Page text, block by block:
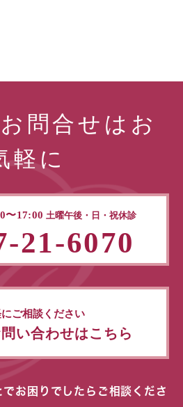
問合せはお
軽に
〜17:00 土曜午後・日・祝休診
21-6070
ご相談ください
い合わせはこちら
お困りでしたらご相談くださ